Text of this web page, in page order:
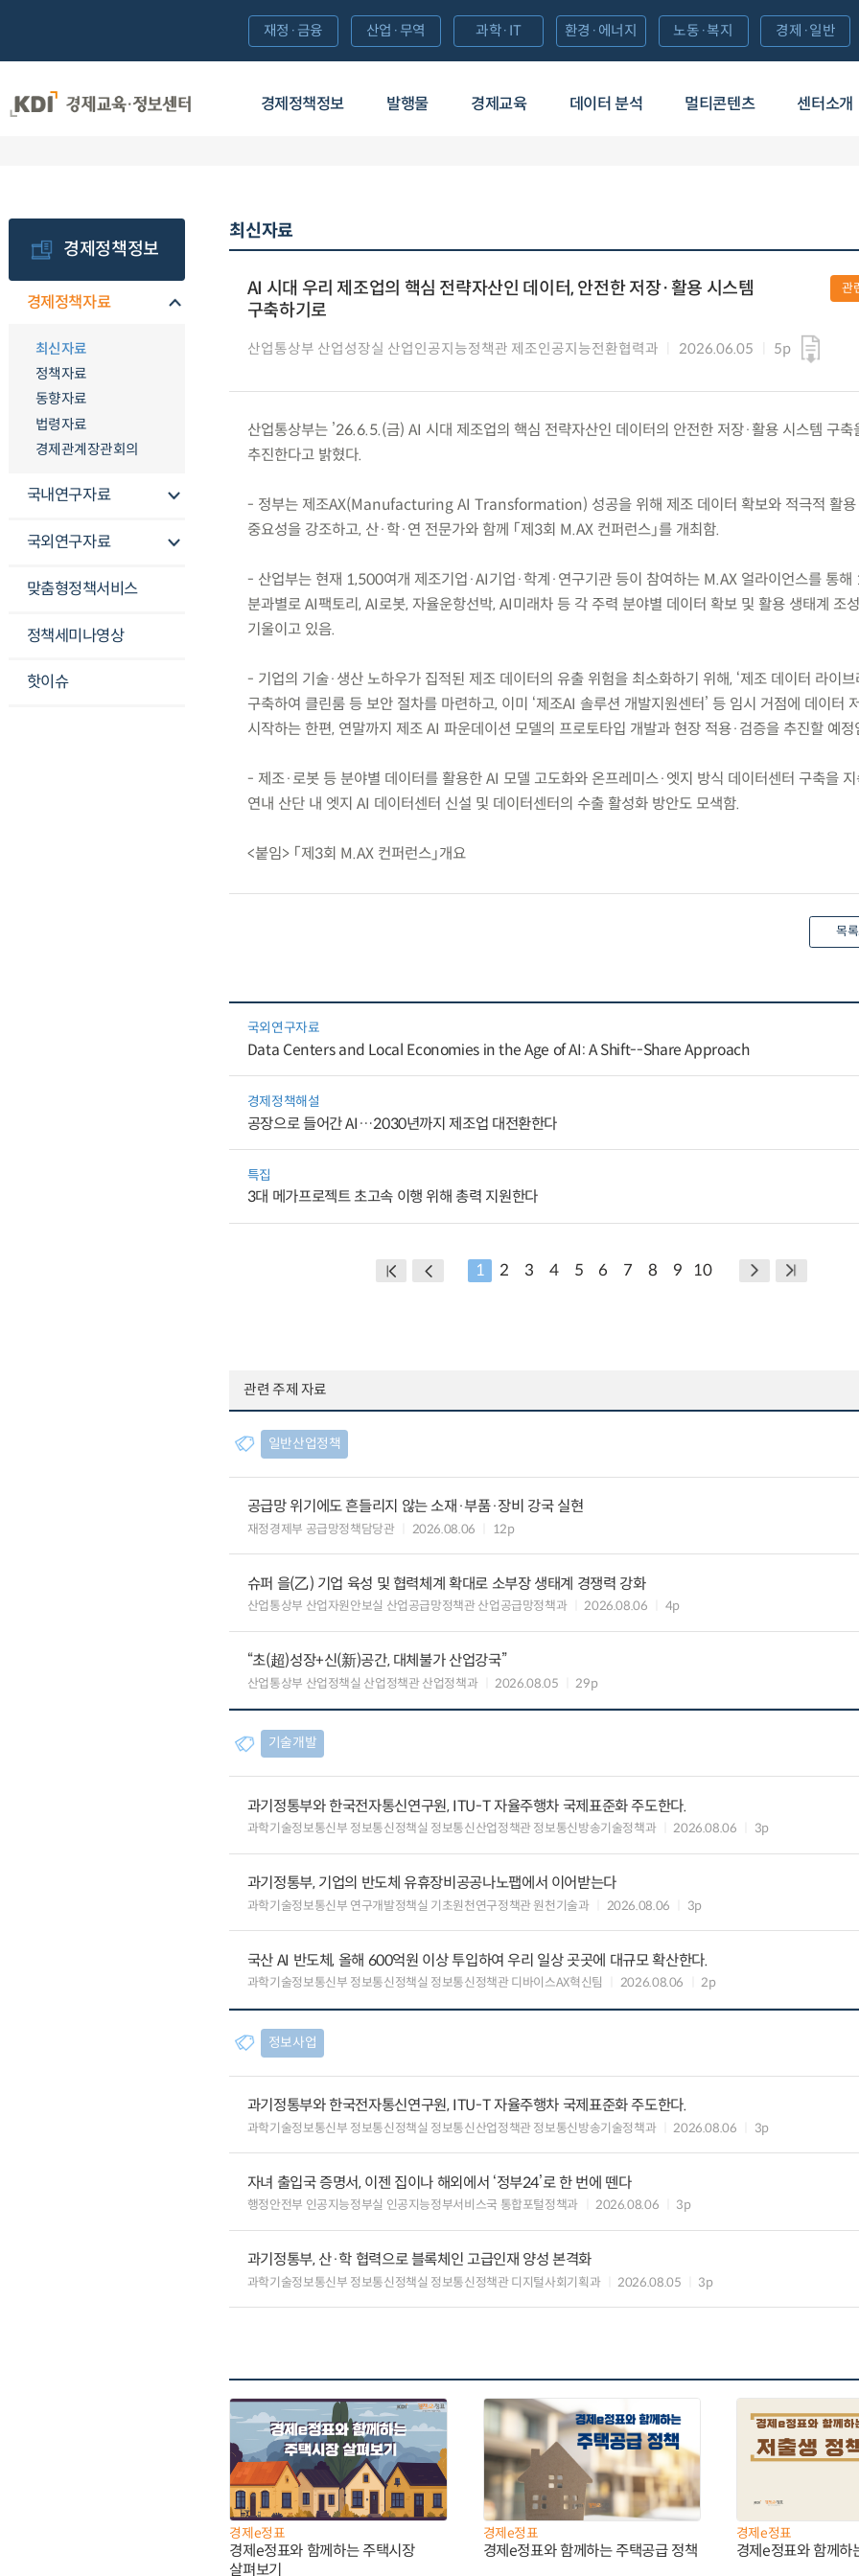
경제정책정보 발행물 경제교육 데이터 분석 멀티콘텐츠 센터소개
재정·금융 산업·무역 과학·IT 환경·에너지 노동·복지 경제·일반
경제정책정보
경제정책자료
최신자료
정책자료
동향자료
법령자료
경제관계장관회의
국내연구자료
국외연구자료
맞춤형정책서비스
정책세미나영상
핫이슈
최신자료
AI 시대 우리 제조업의 핵심 전략자산인 데이터, 안전한 저장·활용 시스템
구축하기로
산업통상부 산업성장실 산업인공지능정책관 제조인공지능전환협력과 2026.06.05 5p
관
산업통상부는 ’26.6.5.(금) AI 시대 제조업의 핵심 전략자산인 데이터의 안전한 저장·활용 시스템 구축
추진한다고 밝혔다.
- 정부는 제조AX(Manufacturing AI Transformation) 성공을 위해 제조 데이터 확보와 적극적 활용
중요성을 강조하고, 산·학·연 전문가와 함께 「제3회 M.AX 컨퍼런스」를 개최함.
- 산업부는 현재 1,500여개 제조기업·AI기업·학계·연구기관 등이 참여하는 M.AX 얼라이언스를 통해
분과별로 AI팩토리, AI로봇, 자율운항선박, AI미래차 등 각 주력 분야별 데이터 확보 및 활용 생태계 조
기울이고 있음.
- 기업의 기술·생산 노하우가 집적된 제조 데이터의 유출 위험을 최소화하기 위해, ‘제조 데이터 라이브
구축하여 클린룸 등 보안 절차를 마련하고, 이미 ‘제조AI 솔루션 개발지원센터’ 등 임시 거점에 데이터
시작하는 한편, 연말까지 제조 AI 파운데이션 모델의 프로토타입 개발과 현장 적용·검증을 추진할 예정
- 제조·로봇 등 분야별 데이터를 활용한 AI 모델 고도화와 온프레미스·엣지 방식 데이터센터 구축을
연내 산단 내 엣지 AI 데이터센터 신설 및 데이터센터의 수출 활성화 방안도 모색함.
<붙임> 「제3회 M.AX 컨퍼런스」개요
목
국외연구자료
Data Centers and Local Economies in the Age of AI: A Shift--Share Approach
경제정책해설
공장으로 들어간 AI…2030년까지 제조업 대전환한다
특집
3대 메가프로젝트 초고속 이행 위해 총력 지원한다
1 2 3 4 5 6 7 8 9 10
관련 주제 자료
일반산업정책
공급망 위기에도 흔들리지 않는 소재·부품·장비 강국 실현
재정경제부 공급망정책담당관 2026.08.06 12p
슈퍼 을(乙) 기업 육성 및 협력체계 확대로 소부장 생태계 경쟁력 강화
산업통상부 산업자원안보실 산업공급망정책관 산업공급망정책과 2026.08.06 4p
“초(超)성장+신(新)공간, 대체불가 산업강국”
산업통상부 산업정책실 산업정책관 산업정책과 2026.08.05 29p
기술개발
과기정통부와 한국전자통신연구원, ITU-T 자율주행차 국제표준화 주도한다.
과학기술정보통신부 정보통신정책실 정보통신산업정책관 정보통신방송기술정책과 2026.08.06 3p
과기정통부, 기업의 반도체 유휴장비공공나노팹에서 이어받는다
과학기술정보통신부 연구개발정책실 기초원천연구정책관 원천기술과 2026.08.06 3p
국산 AI 반도체, 올해 600억원 이상 투입하여 우리 일상 곳곳에 대규모 확산한다.
과학기술정보통신부 정보통신정책실 정보통신정책관 디바이스AX혁신팀 2026.08.06 2p
정보사업
과기정통부와 한국전자통신연구원, ITU-T 자율주행차 국제표준화 주도한다.
과학기술정보통신부 정보통신정책실 정보통신산업정책관 정보통신방송기술정책과 2026.08.06 3p
자녀 출입국 증명서, 이젠 집이나 해외에서 ‘정부24’로 한 번에 뗀다
행정안전부 인공지능정부실 인공지능정부서비스국 통합포털정책과 2026.08.06 3p
과기정통부, 산·학 협력으로 블록체인 고급인재 양성 본격화
과학기술정보통신부 정보통신정책실 정보통신정책관 디지털사회기획과 2026.08.05 3p
경제e정표
경제e정표와 함께하는 주택시장
살펴보기
경제e정표
경제e정표와 함께하는 주택공급 정책
경제e정표
경제e정표와 함께하